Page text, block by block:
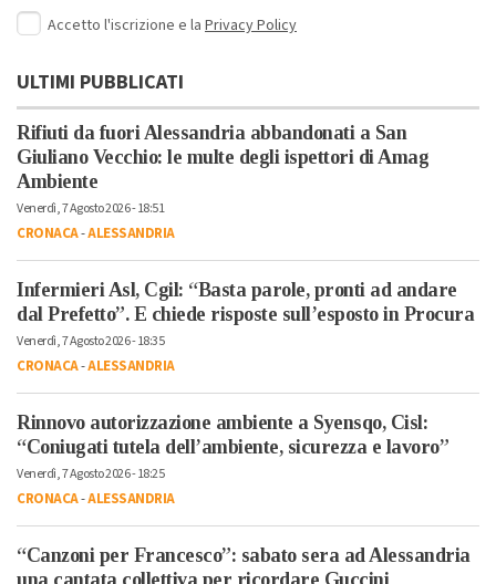
Accetto l'iscrizione e la Privacy Policy
ULTIMI PUBBLICATI
Rifiuti da fuori Alessandria abbandonati a San
Giuliano Vecchio: le multe degli ispettori di Amag
Ambiente
Venerdì, 7 Agosto 2026 - 18:51
CRONACA-ALESSANDRIA
Infermieri Asl, Cgil: “Basta parole, pronti ad andare
dal Prefetto”. E chiede risposte sull’esposto in Procura
Venerdì, 7 Agosto 2026 - 18:35
CRONACA-ALESSANDRIA
Rinnovo autorizzazione ambiente a Syensqo, Cisl:
“Coniugati tutela dell’ambiente, sicurezza e lavoro”
Venerdì, 7 Agosto 2026 - 18:25
CRONACA-ALESSANDRIA
“Canzoni per Francesco”: sabato sera ad Alessandria
una cantata collettiva per ricordare Guccini